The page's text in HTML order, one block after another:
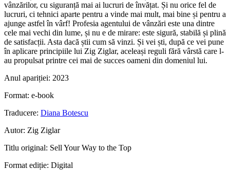
vânzărilor, cu siguranță mai ai lucruri de învățat. Și nu orice fel de
lucruri, ci tehnici aparte pentru a vinde mai mult, mai bine și pentru a
ajunge astfel în vârf! Profesia agentului de vânzări este una dintre
cele mai vechi din lume, și nu e de mirare: este sigură, stabilă și plină
de satisfacții. Asta dacă știi cum să vinzi. Și vei ști, după ce vei pune
în aplicare principiile lui Zig Ziglar, aceleași reguli fără vârstă care l-
au propulsat printre cei mai de succes oameni din domeniul lui.
Anul apariției: 2023
Format: e-book
Traducere: Diana Botescu
Autor: Zig Ziglar
Titlu original: Sell Your Way to the Top
Format ediție: Digital